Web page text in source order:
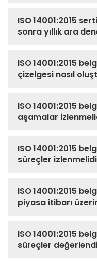
ISO 14001:2015
sonra yıllık ara
ISO 14001:2015
çizelgesi nasıl
ISO 14001:2015
aşamalar
ISO 14001:2015
süreçler
ISO 14001:2015
piyasa itibarı
ISO 14001:2015
süreçler